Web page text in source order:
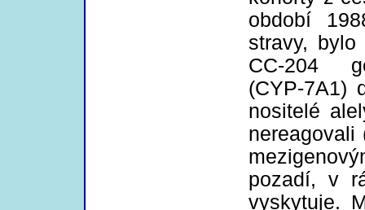
období
stravy,
CC-204
(CYP-7A1)
nositelé
pozadí, v
vyskytuje.